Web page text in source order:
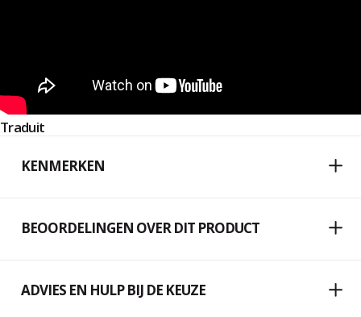
Traduit
KENMERKEN
BEOORDELINGEN OVER DIT PRODUCT
ADVIES EN HULP BIJ DE KEUZE